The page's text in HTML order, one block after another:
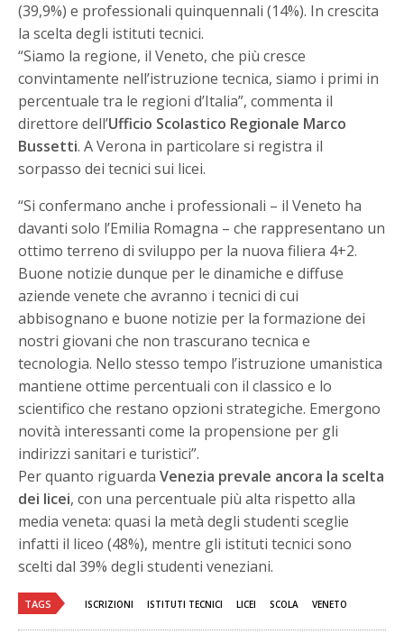
(39,9%) e professionali quinquennali (14%). In crescita
la scelta degli istituti tecnici.
“Siamo la regione, il Veneto, che più cresce
convintamente nell’istruzione tecnica, siamo i primi in
percentuale tra le regioni d’Italia”, commenta il
direttore dell’Ufficio Scolastico Regionale Marco
Bussetti. A Verona in particolare si registra il
sorpasso dei tecnici sui licei.
“Si confermano anche i professionali – il Veneto ha
davanti solo l’Emilia Romagna – che rappresentano un
ottimo terreno di sviluppo per la nuova filiera 4+2.
Buone notizie dunque per le dinamiche e diffuse
aziende venete che avranno i tecnici di cui
abbisognano e buone notizie per la formazione dei
nostri giovani che non trascurano tecnica e
tecnologia. Nello stesso tempo l’istruzione umanistica
mantiene ottime percentuali con il classico e lo
scientifico che restano opzioni strategiche. Emergono
novità interessanti come la propensione per gli
indirizzi sanitari e turistici”.
Per quanto riguarda Venezia prevale ancora la scelta
dei licei, con una percentuale più alta rispetto alla
media veneta: quasi la metà degli studenti sceglie
infatti il liceo (48%), mentre gli istituti tecnici sono
scelti dal 39% degli studenti veneziani.
TAGS ISCRIZIONI ISTITUTI TECNICI LICEI SCOLA VENETO